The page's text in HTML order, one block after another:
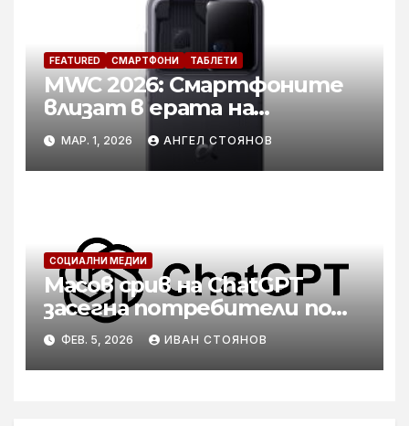
FEATURED СМАРТФОНИ ТАБЛЕТИ
MWC 2026: Смартфоните
влизат в ерата на
вграденото IQ
МАР. 1, 2026 АНГЕЛ СТОЯНОВ
СОЦИАЛНИ МЕДИИ
Масов срив на ChatGPT
засегна потребители по
целия свят
ФЕВ. 5, 2026 ИВАН СТОЯНОВ